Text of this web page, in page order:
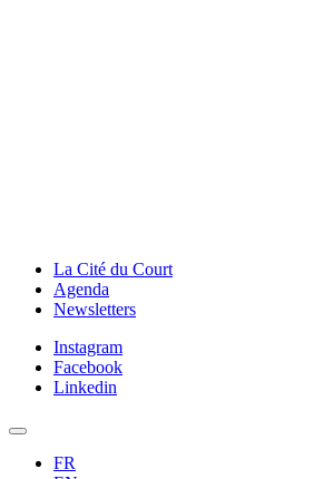
La Cité du Court
Agenda
Newsletters
Instagram
Facebook
Linkedin
FR